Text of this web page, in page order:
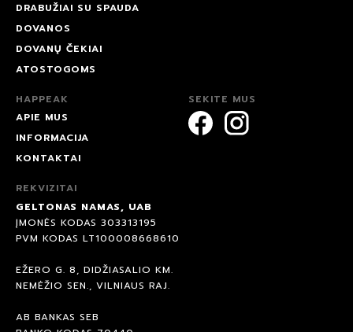
DRABUŽIAI SU SPAUDA
DOVANOS
DOVANŲ ČEKIAI
ATOSTOGOMS
HAPPEAK
APIE MUS
INFORMACIJA
KONTAKTAI
SEKITE MUS
REKVIZITAI
GELTONAS NAMAS, UAB
ĮMONĖS KODAS 303313195
PVM KODAS LT100008668610
EŽERO G. 8, DIDŽIASALIO KM.
NEMĖŽIO SEN., VILNIAUS RAJ.
AB BANKAS SEB